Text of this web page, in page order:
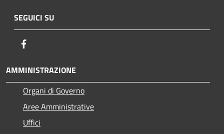
SEGUICI SU
AMMINISTRAZIONE
Organi di Governo
Aree Amministrative
Uffici